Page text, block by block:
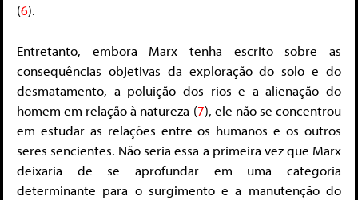
(6).
Entretanto, embora Marx tenha escrito sobre as
consequências objetivas da exploração do solo e do
desmatamento, a poluição dos rios e a alienação do
homem em relação à natureza (7), ele não se concentrou
em estudar as relações entre os humanos e os outros
seres sencientes. Não seria essa a primeira vez que Marx
deixaria de se aprofundar em uma categoria
determinante para o surgimento e a manutenção do